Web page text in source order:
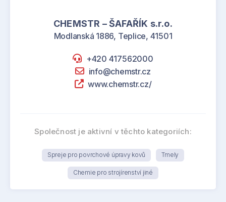
CHEMSTR – ŠAFAŘÍK s.r.o.
Modlanská 1886, Teplice, 41501
+420 417562000
info@chemstr.cz
www.chemstr.cz/
Společnost je aktivní v těchto kategoriích:
Spreje pro povrchové úpravy kovů Tmely
Chemie pro strojírenství jiné